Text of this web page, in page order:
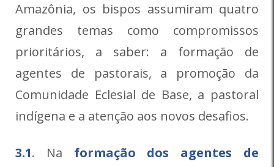
Amazônia, os bispos assumiram quatro
grandes temas como compromissos
prioritários, a saber: a formação de
agentes de pastorais, a promoção da
Comunidade Eclesial de Base, a pastoral
indígena e a atenção aos novos desafios.
3.1. Na formação dos agentes de